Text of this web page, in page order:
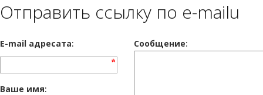
Отправить ссылку по e-mailu
E-mail адресата: Сообщение:
Ваше имя: